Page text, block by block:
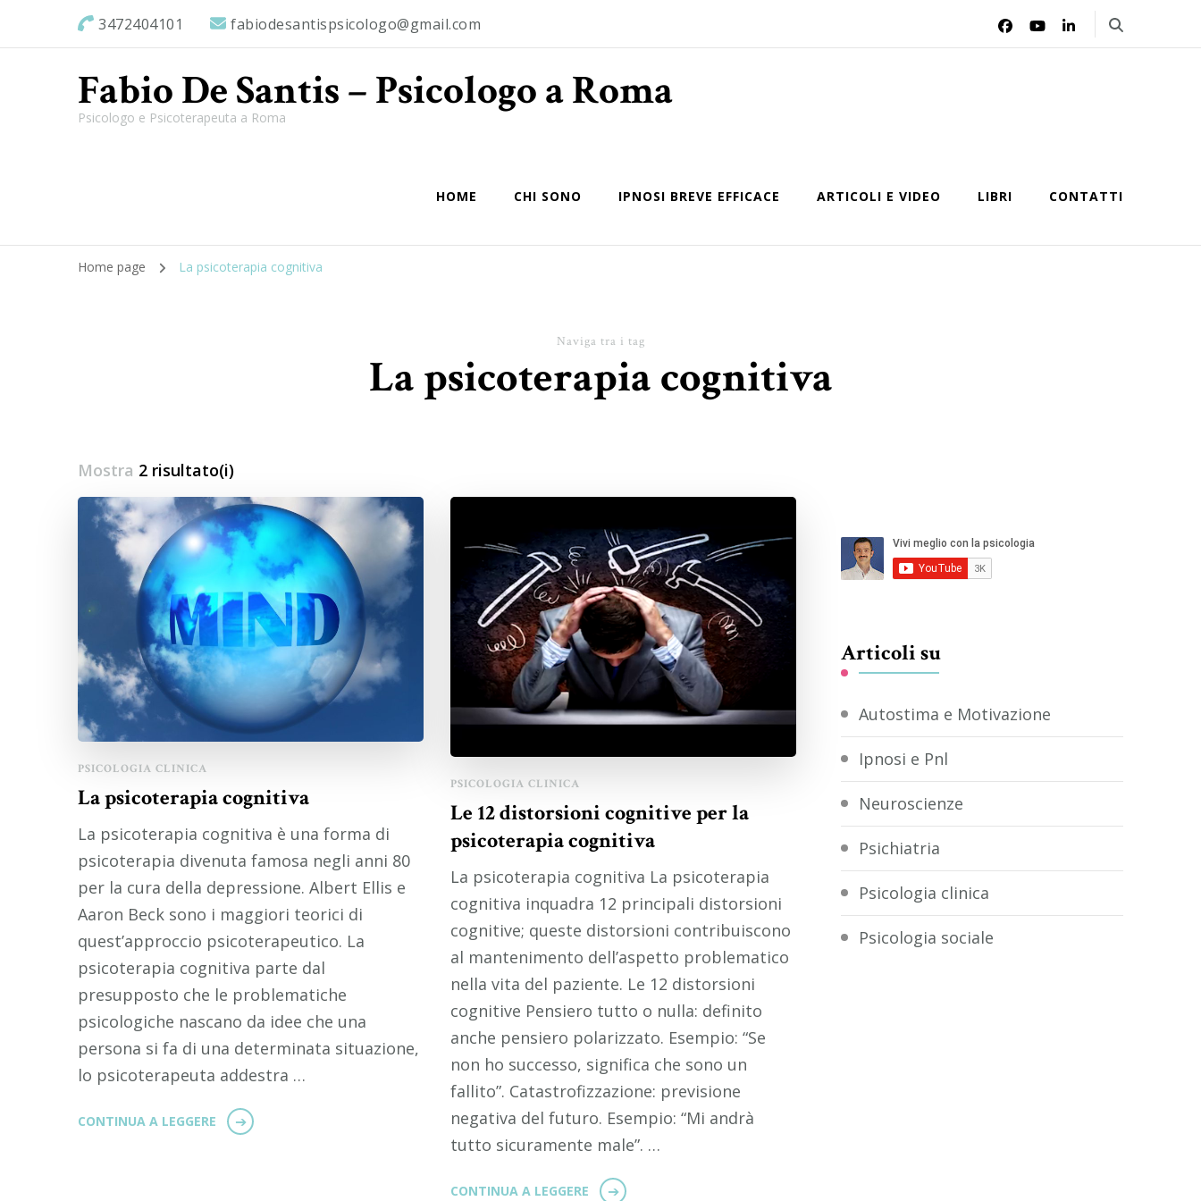
3472404101 fabiodesantispsicologo@gmail.com
Fabio De Santis – Psicologo a Roma
Psicologo e Psicoterapeuta a Roma
HOME CHI SONO IPNOSI BREVE EFFICACE ARTICOLI E VIDEO LIBRI CONTATTI
Home page La psicoterapia cognitiva
Naviga tra i tag
La psicoterapia cognitiva
Mostra 2 risultato(i)
PSICOLOGIA CLINICA
La psicoterapia cognitiva
La psicoterapia cognitiva è una forma di
psicoterapia divenuta famosa negli anni 80
per la cura della depressione. Albert Ellis e
Aaron Beck sono i maggiori teorici di
quest’approccio psicoterapeutico. La
psicoterapia cognitiva parte dal
presupposto che le problematiche
psicologiche nascano da idee che una
persona si fa di una determinata situazione,
lo psicoterapeuta addestra …
CONTINUA A LEGGERE
PSICOLOGIA CLINICA
Le 12 distorsioni cognitive per la
psicoterapia cognitiva
La psicoterapia cognitiva La psicoterapia
cognitiva inquadra 12 principali distorsioni
cognitive; queste distorsioni contribuiscono
al mantenimento dell’aspetto problematico
nella vita del paziente. Le 12 distorsioni
cognitive Pensiero tutto o nulla: definito
anche pensiero polarizzato. Esempio: “Se
non ho successo, significa che sono un
fallito”. Catastrofizzazione: previsione
negativa del futuro. Esempio: “Mi andrà
tutto sicuramente male”. …
CONTINUA A LEGGERE
Articoli su
Autostima e Motivazione
Ipnosi e Pnl
Neuroscienze
Psichiatria
Psicologia clinica
Psicologia sociale